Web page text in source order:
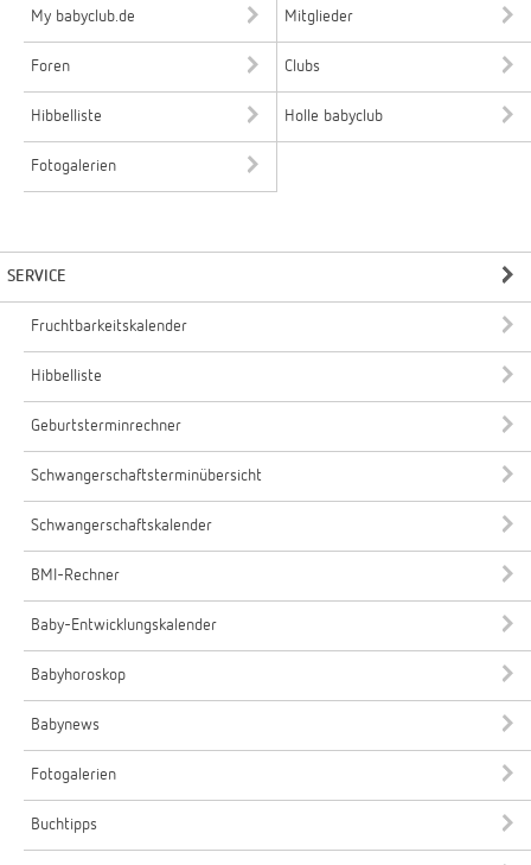
My babyclub.de Mitglieder
Foren Clubs
Hibbelliste Holle babyclub
Fotogalerien
SERVICE
Fruchtbarkeitskalender
Hibbelliste
Geburtsterminrechner
Schwangerschaftsterminübersicht
Schwangerschaftskalender
BMI-Rechner
Baby-Entwicklungskalender
Babyhoroskop
Babynews
Fotogalerien
Buchtipps